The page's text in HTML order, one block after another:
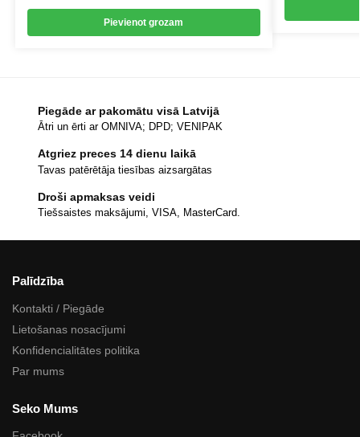
Pievienot grozam
Piegāde ar pakomātu visā Latvijā
Ātri un ērti ar OMNIVA; DPD; VENIPAK
Atgriez preces 14 dienu laikā
Tavas patērētāja tiesības aizsargātas
Droši apmaksas veidi
Tiešsaistes maksājumi, VISA, MasterCard.
Palīdzība
Kontakti / Piegāde
Lietošanas nosacījumi
Konfidencialitātes politika
Par mums
Seko Mums